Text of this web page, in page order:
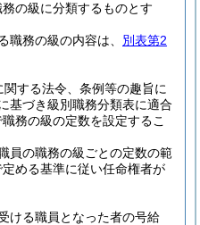
の級に分類するものとす
職務の級の内容は、 別表第2
する法令、条例等の趣旨に
基づき級別職務分類表に適合
務の級の定数を設定するこ
員の職務の級ごとの定数の範
める基準に従い任命権者が
ける職員となった者の号給